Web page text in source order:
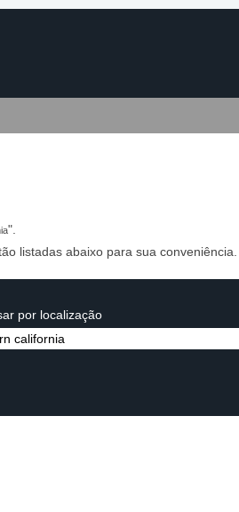
".
listadas abaixo para sua conveniência.
por localização